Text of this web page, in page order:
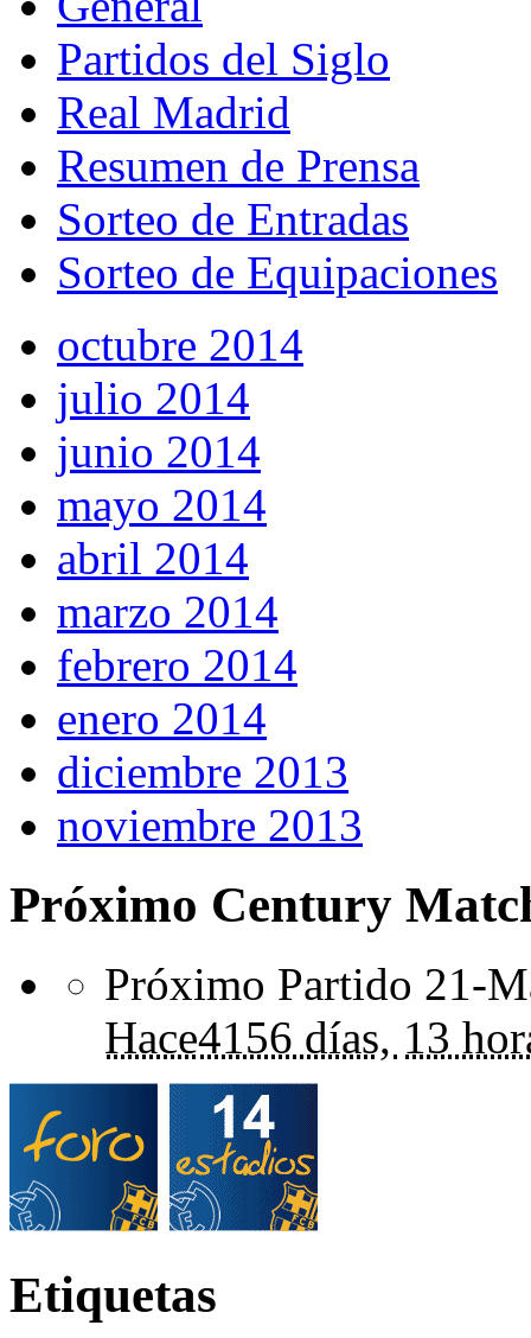
Partidos del Siglo
Real Madrid
Resumen de Prensa
Sorteo de Entradas
Sorteo de Equipaciones
octubre 2014
julio 2014
junio 2014
mayo 2014
abril 2014
marzo 2014
febrero 2014
enero 2014
diciembre 2013
noviembre 2013
Próximo Century
Próximo Partido 21-
Hace4156 días, 13
Etiquetas